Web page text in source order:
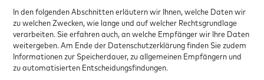
In den folgenden Abschnitten erläutern wir Ihnen, welche Daten wir
zu welchen Zwecken, wie lange und auf welcher Rechtsgrundlage
verarbeiten. Sie erfahren auch, an welche Empfänger wir Ihre Daten
weitergeben. Am Ende der Datenschutzerklärung finden Sie zudem
Informationen zur Speicherdauer, zu allgemeinen Empfängern und
zu automatisierten Entscheidungsfindungen.